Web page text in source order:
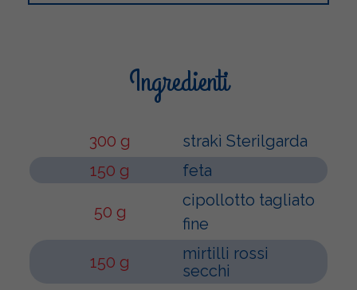
Ingredienti
300 g
strakì Sterilgarda
150 g
feta
50 g
cipollotto tagliato
fine
150 g
mirtilli rossi
secchi